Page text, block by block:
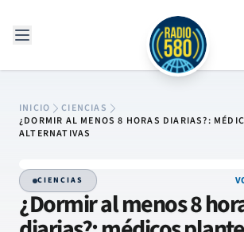
INICIO
CIENCIAS
¿DORMIR AL MENOS 8 HORAS DIARIAS?:
ALTERNATIVAS
CIENCIAS
¿Dormir al menos 8